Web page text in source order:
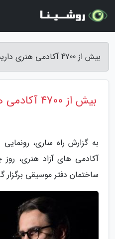
بیش از 4700 آکادمی هنری داریم - راه ساری
بیش از 4700 آکادمی هنری داریم
به گزارش راه ساری،
ساختمان دفتر موسیقی برگزار